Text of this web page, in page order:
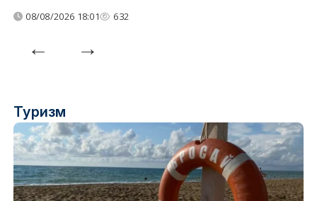
08/08/2026 18:01 632
Туризм